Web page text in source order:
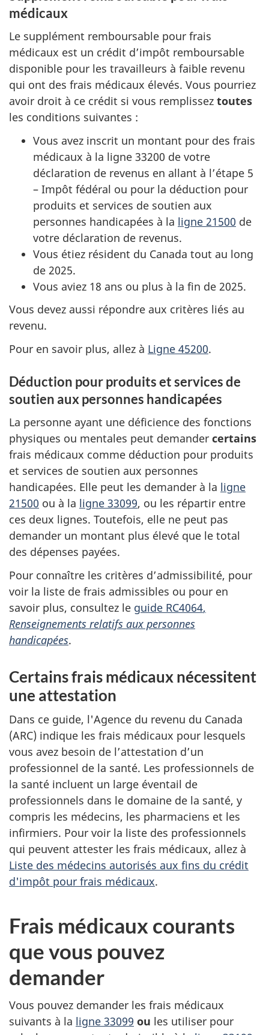
médicaux
Le supplément remboursable pour frais
médicaux est un crédit d’impôt remboursable
disponible pour les travailleurs à faible revenu
qui ont des frais médicaux élevés. Vous pourriez
avoir droit à ce crédit si vous remplissez toutes
les conditions suivantes :
Vous avez inscrit un montant pour des frais
médicaux à la ligne 33200 de votre
déclaration de revenus en allant à l’étape 5
– Impôt fédéral ou pour la déduction pour
produits et services de soutien aux
personnes handicapées à la ligne 21500 de
votre déclaration de revenus.
Vous étiez résident du Canada tout au long
de 2025.
Vous aviez 18 ans ou plus à la fin de 2025.
Vous devez aussi répondre aux critères liés au
revenu.
Pour en savoir plus, allez à Ligne 45200.
Déduction pour produits et services de
soutien aux personnes handicapées
La personne ayant une déficience des fonctions
physiques ou mentales peut demander certains
frais médicaux comme déduction pour produits
et services de soutien aux personnes
handicapées. Elle peut les demander à la ligne
21500 ou à la ligne 33099, ou les répartir entre
ces deux lignes. Toutefois, elle ne peut pas
demander un montant plus élevé que le total
des dépenses payées.
Pour connaître les critères d’admissibilité, pour
voir la liste de frais admissibles ou pour en
savoir plus, consultez le guide RC4064,
Renseignements relatifs aux personnes
handicapées.
Certains frais médicaux nécessitent
une attestation
Dans ce guide, l'Agence du revenu du Canada
(ARC) indique les frais médicaux pour lesquels
vous avez besoin de l’attestation d’un
professionnel de la santé. Les professionnels de
la santé incluent un large éventail de
professionnels dans le domaine de la santé, y
compris les médecins, les pharmaciens et les
infirmiers. Pour voir la liste des professionnels
qui peuvent attester les frais médicaux, allez à
Liste des médecins autorisés aux fins du crédit
d'impôt pour frais médicaux.
Frais médicaux courants
que vous pouvez
demander
Vous pouvez demander les frais médicaux
suivants à la ligne 33099 ou les utiliser pour